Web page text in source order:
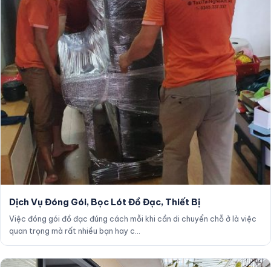
Dịch Vụ
Đội Xe
Bảng Giá
Tin Tức
Tìm kiếm
Dịch Vụ Đóng Gói, Bọc Lót Đồ Đạc, Thiết Bị
Việc đóng gói đồ đạc đúng cách mỗi khi cần di chuyển chỗ ở là việc
quan trọng mà rất nhiều bạn hay c…